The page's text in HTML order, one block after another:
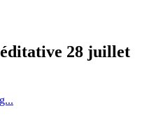
28 juillet